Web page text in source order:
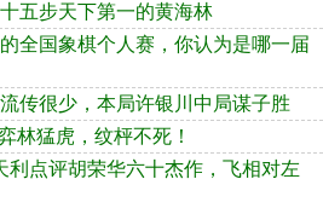
五步天下第一的黄海林
全国象棋个人赛，你认为是哪一届
传很少，本局许银川中局谋子胜
林猛虎，纹枰不死！
利点评胡荣华六十杰作，飞相对左